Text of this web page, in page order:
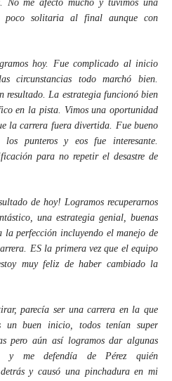
No me afectó mucho y tuvimos una
poco solitaria al final aunque con
hoy. Fue complicado al inicio
circunstancias todo marchó bien.
resultado. La estrategia funcionó bien
en la pista. Vimos una oportunidad
la carrera fuera divertida. Fue bueno
punteros y eos fue interesante.
para no repetir el desastre de
de hoy! Logramos recuperarnos
una estrategia genial, buenas
perfección incluyendo el manejo de
ES la primera vez que el equipo
muy feliz de haber cambiado la
parecía ser una carrera en la que
un buen inicio, todos tenían super
pero aún así logramos dar algunas
y me defendía de Pérez quién
y causó una pinchadura en mi